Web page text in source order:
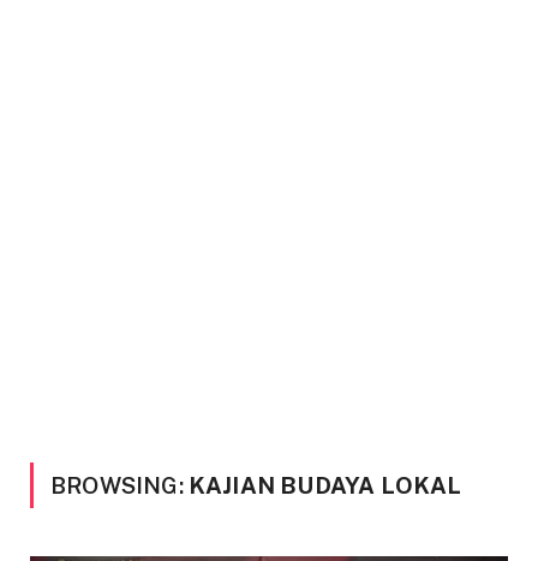
BROWSING: KAJIAN BUDAYA LOKAL